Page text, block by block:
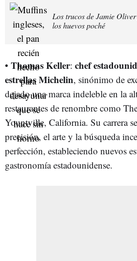
Los trucos de Jamie
los huevos poché
• Thomas Keller: chef
estrellas Michelin, sinónimo de
dejado una marca indeleble en la
restaurantes de renombre como
Yountville, California. Su carrera
precisión, el arte y la búsqueda
perfección, estableciendo nuevos
gastronomía estadounidense.